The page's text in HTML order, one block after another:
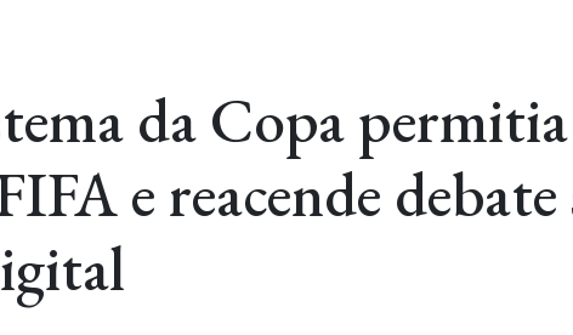
da Copa permitia
e reacende